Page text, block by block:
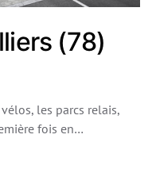
(78)
les parcs relais,
fois en…